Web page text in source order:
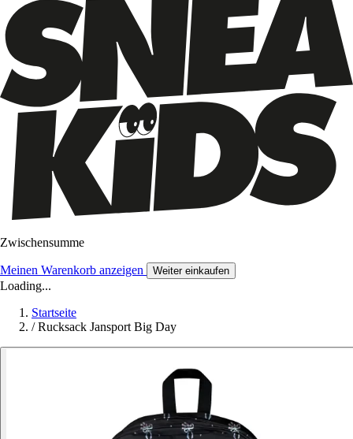
Zwischensumme
Meinen Warenkorb anzeigen Weiter einkaufen
Loading...
Startseite
/ Rucksack Jansport Big Day